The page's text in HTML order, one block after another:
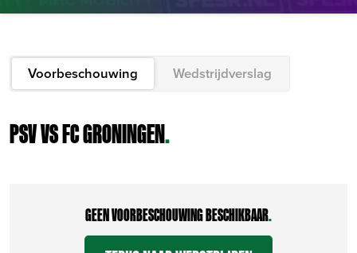
Voorbeschouwing Wedstrijdverslag
PSV VS FC GRONINGEN.
GEEN VOORBESCHOUWING BESCHIKBAAR.